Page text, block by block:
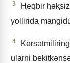
3
Ⱨeqbir
yollirida
4
ularni